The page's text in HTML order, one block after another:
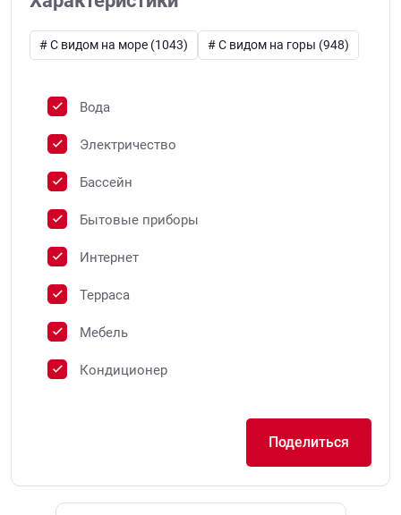
# C видом на море (1043) # C видом на горы (948)
Вода
Электричество
Бассейн
Бытовые приборы
Интернет
Терраса
Мебель
Кондиционер
Поделиться